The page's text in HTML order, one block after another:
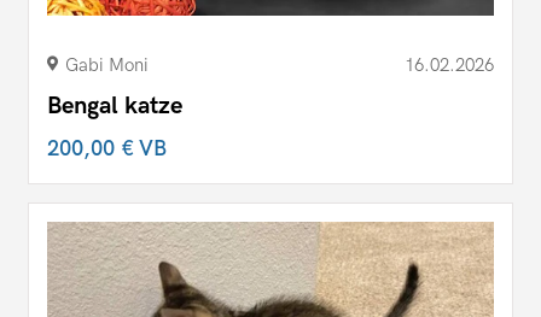
Gabi Moni 16.02.2026
Bengal katze
200,00 €VB